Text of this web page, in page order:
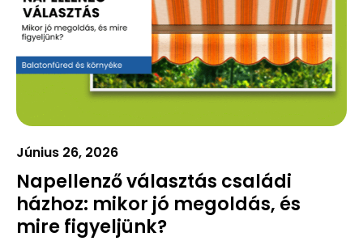
Június 26, 2026
Napellenző választás családi
házhoz: mikor jó megoldás, és
mire figyeljünk?